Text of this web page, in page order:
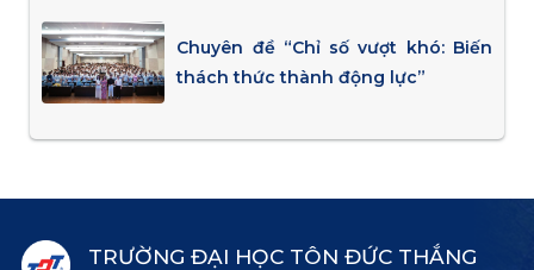
Chuyên đề “Chỉ số vượt khó: Biến
thách thức thành động lực”
TRƯỜNG ĐẠI HỌC TÔN ĐỨC THẮNG